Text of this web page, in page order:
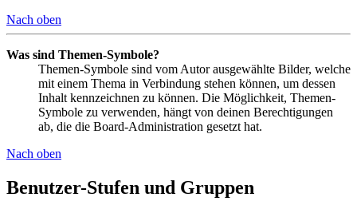
Nach oben
Was sind Themen-Symbole?
Themen-Symbole sind vom Autor ausgewählte Bilder, welche
mit einem Thema in Verbindung stehen können, um dessen
Inhalt kennzeichnen zu können. Die Möglichkeit, Themen-
Symbole zu verwenden, hängt von deinen Berechtigungen
ab, die die Board-Administration gesetzt hat.
Nach oben
Benutzer-Stufen und Gruppen